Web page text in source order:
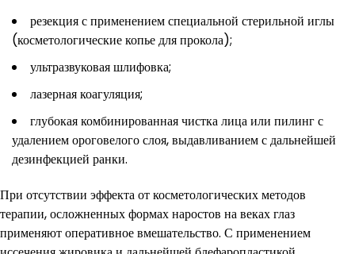
резекция с применением специальной стерильной иглы
(косметологические копье для прокола);
ультразвуковая шлифовка;
лазерная коагуляция;
глубокая комбинированная чистка лица или пилинг с
удалением ороговелого слоя, выдавливанием с дальнейшей
дезинфекцией ранки.
При отсутствии эффекта от косметологических методов
терапии, осложненных формах наростов на веках глаз
применяют оперативное вмешательство. С применением